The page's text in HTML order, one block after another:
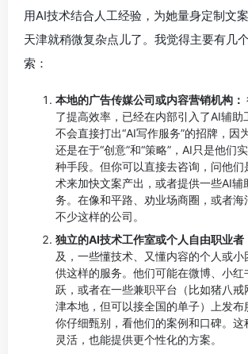
用AI技术结合人工经验，为她量身定制文
天津就稍微复杂点儿了。我觉得主要有几
索：
本地的广告传媒公司或内容营销机构：
了提高效率，已经在内部引入了AI辅助
不会直接打出“AI写作服务”的招牌，因
还是在于“创意”和“策略”，AI只是他们
种手段。但你可以直接去咨询，问他们
术来加快文案产出，或者提供一些AI辅
务。在像和平路、劝业场商圈，或者海
不少这样的公司。
独立的AI技术工作室或个人自由职业者
及，一些懂技术、又懂内容的个人或小
供这样的服务。他们可能在微博、小红
跃，或者在一些兼职平台（比如猪八戒
津本地，但可以接全国的单子）上发布
你仔细甄别，看他们的案例和口碑。这
灵活，也能提供更个性化的方案。